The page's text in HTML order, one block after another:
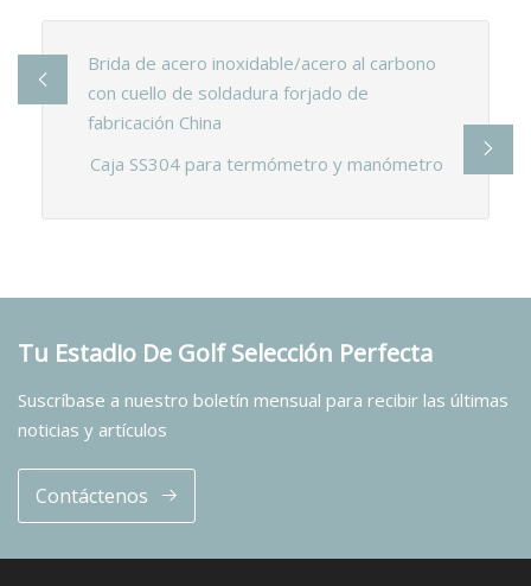
Brida de acero inoxidable/acero al carbono
con cuello de soldadura forjado de
fabricación China
Caja SS304 para termómetro y manómetro
Tu Estadio De Golf Selección Perfecta
Suscríbase a nuestro boletín mensual para recibir las últimas
noticias y artículos
Contáctenos